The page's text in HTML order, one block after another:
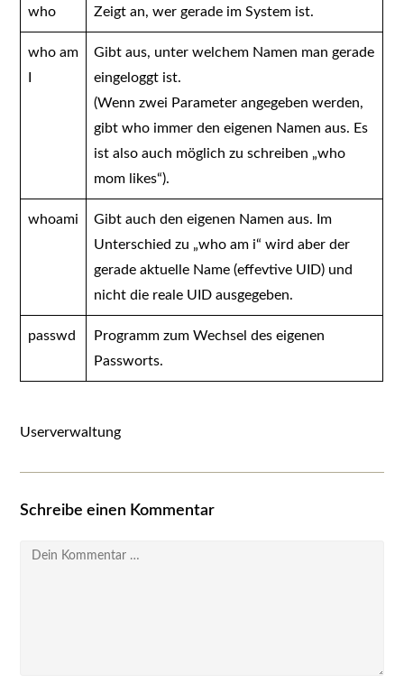
who Zeigt an, wer gerade im System ist.
who am
Gibt aus, unter welchem Namen man gerade
eingeloggt ist.
(Wenn zwei Parameter angegeben werden,
gibt who immer den eigenen Namen aus. Es
ist also auch möglich zu schreiben „who
mom likes“).
whoami
Gibt auch den eigenen Namen aus. Im
Unterschied zu „who am i“ wird aber der
gerade aktuelle Name (effevtive UID) und
nicht die reale UID ausgegeben.
passwd
Programm zum Wechsel des eigenen
Passworts.
Userverwaltung
Schreibe einen Kommentar
Kommentar